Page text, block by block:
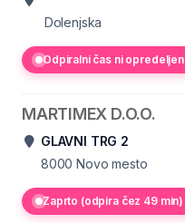
Dolenjska
Odpiralni čas ni opredeljen
MARTIMEX D.O.O.
GLAVNI TRG 2
8000 Novo mesto
Zaprto (odpira čez 49 min)